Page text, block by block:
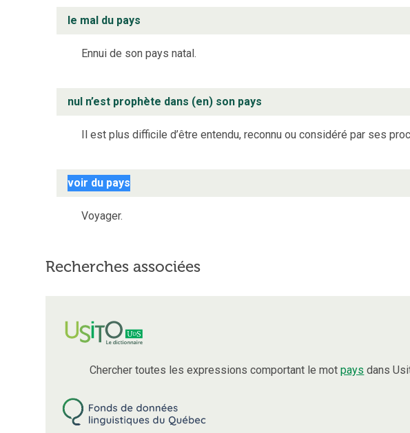
le mal du pays
Ennui de son pays natal.
nul n’est prophète dans (en) son pays
Il est plus difficile d’être entendu, reconnu ou considéré par ses
voir du pays
Voyager.
Recherches associées
Chercher toutes les expressions comportant le motpays dans